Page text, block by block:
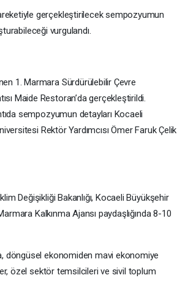
gerçekleştirilecek sempozyumun
vurgulandı.
1. Marmara Sürdürülebilir Çevre
Maide Restoran’da gerçekleştirildi.
sempozyumun detayları Kocaeli
Rektör Yardımcısı Ömer Faruk Çelik
Değişikliği Bakanlığı, Kocaeli Büyükşehir
Kalkınma Ajansı paydaşlığında 8-10
döngüsel ekonomiden mavi ekonomiye
özel sektör temsilcileri ve sivil toplum